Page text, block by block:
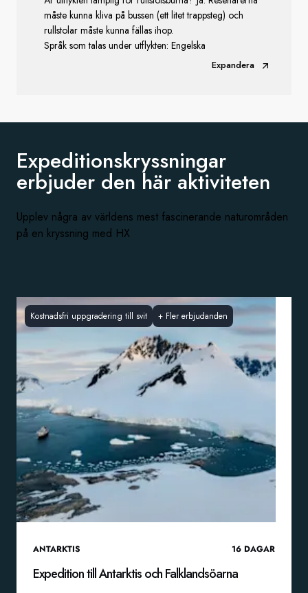
måste kunna kliva på bussen (ett litet trappsteg) och
rullstolar måste kunna fällas ihop.
Språk som talas under utflykten: Engelska
Expandera
Expeditionskryssningar
erbjuder den här aktiviteten
Upplev några av världens mest fascinerande naturområden
på en kryssning med HX
Kostnadsfri uppgradering till svit + Fler erbjudanden
ANTARKTIS 16 DAGAR
Expedition till Antarktis och Falklandsöarna